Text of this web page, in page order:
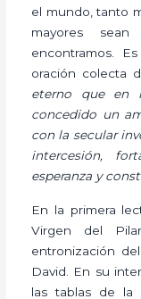
el mundo, tanto
mayores
encontramos.
oración colecta
eterno que en
concedido un
con la secular
intercesión,
esperanza y
En la primera
Virgen del
entronización
David. En su
las tablas de la